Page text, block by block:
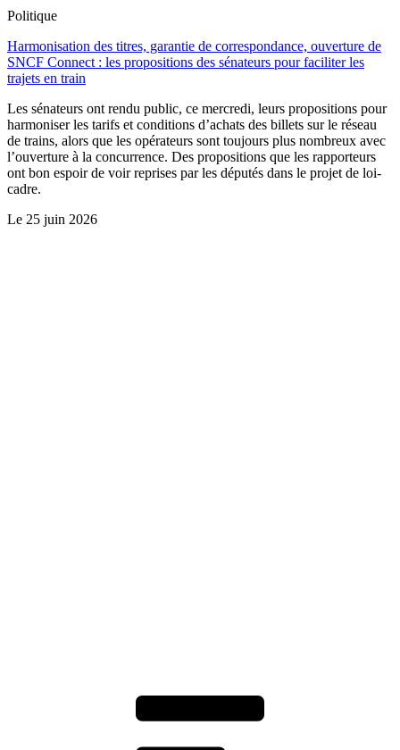
Politique
Harmonisation des titres, garantie de correspondance, ouverture de
SNCF Connect : les propositions des sénateurs pour faciliter les
trajets en train
Les sénateurs ont rendu public, ce mercredi, leurs propositions pour
harmoniser les tarifs et conditions d’achats des billets sur le réseau
de trains, alors que les opérateurs sont toujours plus nombreux avec
l’ouverture à la concurrence. Des propositions que les rapporteurs
ont bon espoir de voir reprises par les députés dans le projet de loi-
cadre.
Le 25 juin 2026